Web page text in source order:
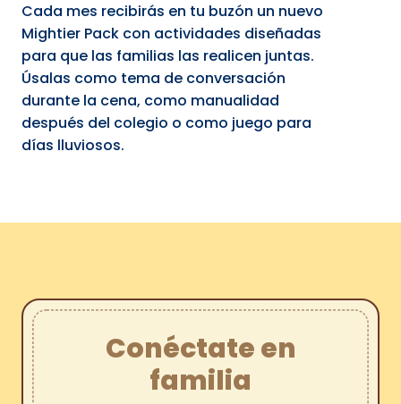
Cada mes recibirás en tu buzón un nuevo
Mightier Pack con actividades diseñadas
para que las familias las realicen juntas.
Úsalas como tema de conversación
durante la cena, como manualidad
después del colegio o como juego para
días lluviosos.
Conéctate en
familia